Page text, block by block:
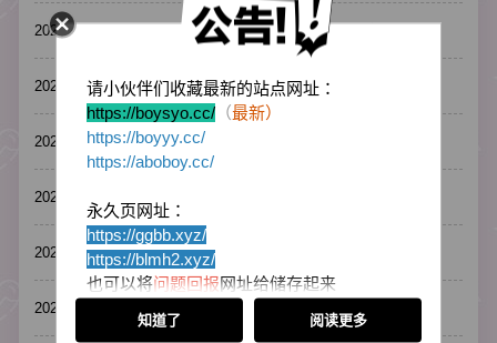
请小伙伴们收藏最新的站点网址：
https://boysyo.cc/ （最新）
https://boyyy.cc/
https://aboboy.cc/
永久页网址：
https://ggbb.xyz/
https://blmh2.xyz/
也可以将问题回报网址给储存起来
里面会放置目前所有最新的站点网址
以防被迷失回不了家喔！
知道了 阅读更多
2025-01-10 【公告】请使用浏览器以获得最佳观看体验
2024-12-02 【公告】APP异常修复公告
2024-08-08 【公告】网站开放公告
2023-09-05
2023-01-31 如有加载异常与看不到图的问题
2022-11-04 【系统】VIP付费管道暂时关闭中